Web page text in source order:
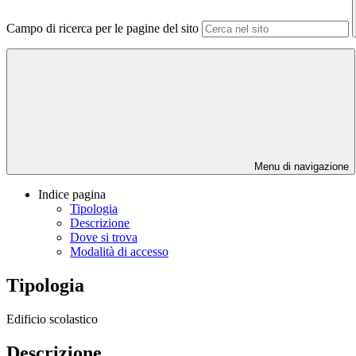
Campo di ricerca per le pagine del sito
Menu di navigazione
Indice pagina
Tipologia
Descrizione
Dove si trova
Modalità di accesso
Tipologia
Edificio scolastico